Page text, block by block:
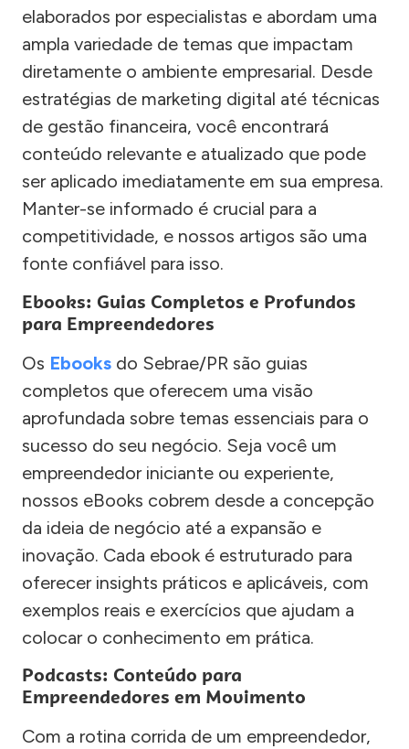
elaborados por especialistas e abordam uma
ampla variedade de temas que impactam
diretamente o ambiente empresarial. Desde
estratégias de marketing digital até técnicas
de gestão financeira, você encontrará
conteúdo relevante e atualizado que pode
ser aplicado imediatamente em sua empresa.
Manter-se informado é crucial para a
competitividade, e nossos artigos são uma
fonte confiável para isso.
Ebooks: Guias Completos e Profundos
para Empreendedores
Os Ebooks do Sebrae/PR são guias
completos que oferecem uma visão
aprofundada sobre temas essenciais para o
sucesso do seu negócio. Seja você um
empreendedor iniciante ou experiente,
nossos eBooks cobrem desde a concepção
da ideia de negócio até a expansão e
inovação. Cada ebook é estruturado para
oferecer insights práticos e aplicáveis, com
exemplos reais e exercícios que ajudam a
colocar o conhecimento em prática.
Podcasts: Conteúdo para
Empreendedores em Movimento
Com a rotina corrida de um empreendedor,